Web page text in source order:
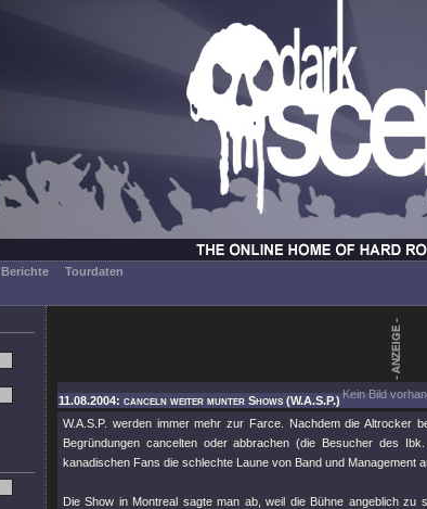
Berichte
Tourdaten
Kein Bild
11.08.2004: canceln weiter munter Shows (W.A.S.P.)
W.A.S.P. werden immer mehr zur Farce. Nachdem die Altrocker
Begründungen cancelten oder abbrachen (die Besucher des
kanadischen Fans die schlechte Laune von Band und Management
Die Show in Montreal sagte man ab, weil die Bühne angeblich